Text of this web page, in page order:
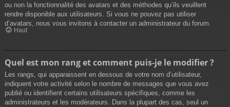
ou non la fonctionnalité des avatars et des méthodes qu’ils veuillent
rendre disponible aux utilisateurs. Si vous ne pouvez pas utiliser
d’avatars, nous vous invitons à contacter un administrateur du forum.
Haut
Quel est mon rang et comment puis-je le modifier ?
Les rangs, qui apparaissent en dessous de votre nom d’utilisateur,
indiquent votre activité selon le nombre de messages que vous avez
publié ou identifient certains utilisateurs spécifiques, comme les
administrateurs et les modérateurs. Dans la plupart des cas, seul un